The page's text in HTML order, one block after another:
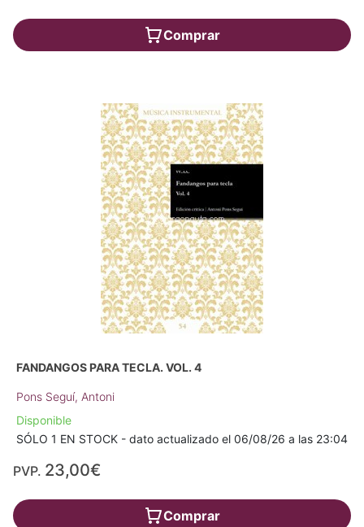
Comprar
FANDANGOS PARA TECLA. VOL. 4
Pons Seguí, Antoni
Disponible
SÓLO 1 EN STOCK - dato actualizado el 06/08/26 a las 23:04
PVP. 23,00€
Comprar